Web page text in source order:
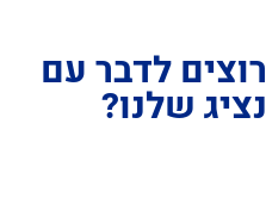
רוצים לדבר עם
נציג שלנו?